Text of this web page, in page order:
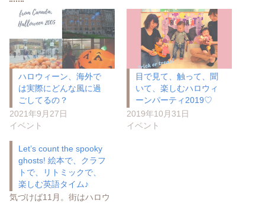
ハロウィーン、海外で
は実際にどんな風に過
ごしてるの？
2021年9月27日
イベント
目で見て、触って、聞
いて、楽しむハロウィ
ーンパーティ2019♡
2019年10月31日
イベント
Let’s count the spooky
ghosts! 絵本で、クラフ
トで、リトミックで、
楽しむ英語タイム♪
気づけば11月。街はハロウ